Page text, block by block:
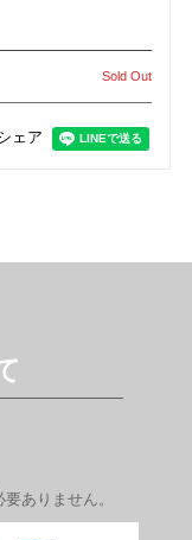
Sold Out
ェア
ありません。